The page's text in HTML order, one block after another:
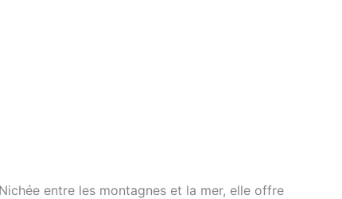
entre les montagnes et la mer, elle offre